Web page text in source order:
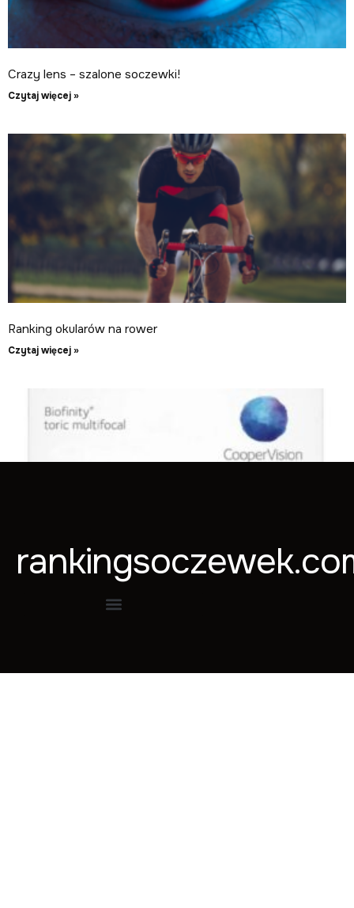
Crazy lens – szalone soczewki!
Czytaj więcej »
Ranking okularów na rower
Czytaj więcej »
Soczewki Biofinity – czy to soczewki całodobowe?